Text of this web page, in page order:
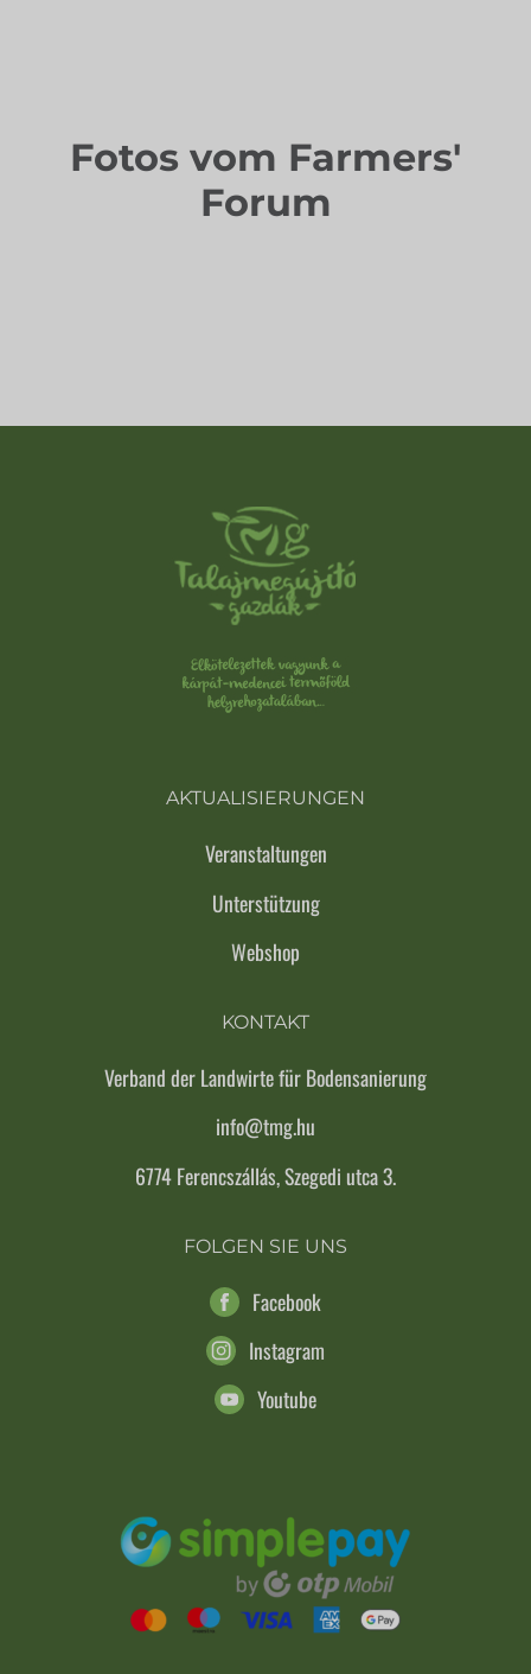
Fotos vom Farmers'
Forum
AKTUALISIERUNGEN
Veranstaltungen
Unterstützung
Webshop
KONTAKT
Verband der Landwirte für Bodensanierung
info@tmg.hu
6774 Ferencszállás, Szegedi utca 3.
FOLGEN SIE UNS
Facebook
Instagram
Youtube